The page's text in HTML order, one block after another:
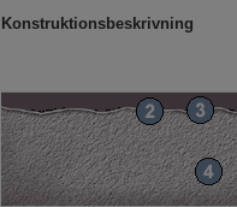
Konstruktionsbeskrivning